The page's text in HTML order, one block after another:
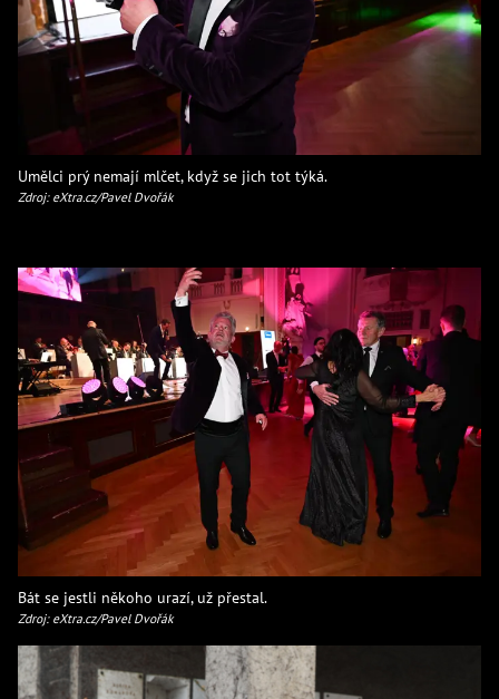
Umělci prý nemají mlčet, když se jich tot týká.
Zdroj: eXtra.cz/Pavel Dvořák
Bát se jestli někoho urazí, už přestal.
Zdroj: eXtra.cz/Pavel Dvořák